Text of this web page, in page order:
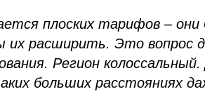
плоских тарифов – они
их расширить. Это вопрос
Регион
больших расстояниях